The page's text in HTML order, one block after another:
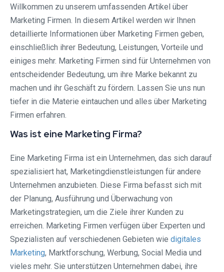
Willkommen zu unserem umfassenden Artikel über
Marketing Firmen. In diesem Artikel werden wir Ihnen
detaillierte Informationen über Marketing Firmen geben,
einschließlich ihrer Bedeutung, Leistungen, Vorteile und
einiges mehr. Marketing Firmen sind für Unternehmen von
entscheidender Bedeutung, um ihre Marke bekannt zu
machen und ihr Geschäft zu fördern. Lassen Sie uns nun
tiefer in die Materie eintauchen und alles über Marketing
Firmen erfahren.
Was ist eine Marketing Firma?
Eine Marketing Firma ist ein Unternehmen, das sich darauf
spezialisiert hat, Marketingdienstleistungen für andere
Unternehmen anzubieten. Diese Firma befasst sich mit
der Planung, Ausführung und Überwachung von
Marketingstrategien, um die Ziele ihrer Kunden zu
erreichen. Marketing Firmen verfügen über Experten und
Spezialisten auf verschiedenen Gebieten wie digitales
Marketing, Marktforschung, Werbung, Social Media und
vieles mehr. Sie unterstützen Unternehmen dabei, ihre